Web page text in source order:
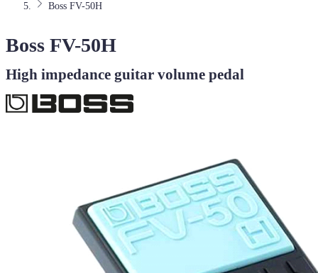
Boss FV-50H
Boss FV-50H
High impedance guitar volume pedal